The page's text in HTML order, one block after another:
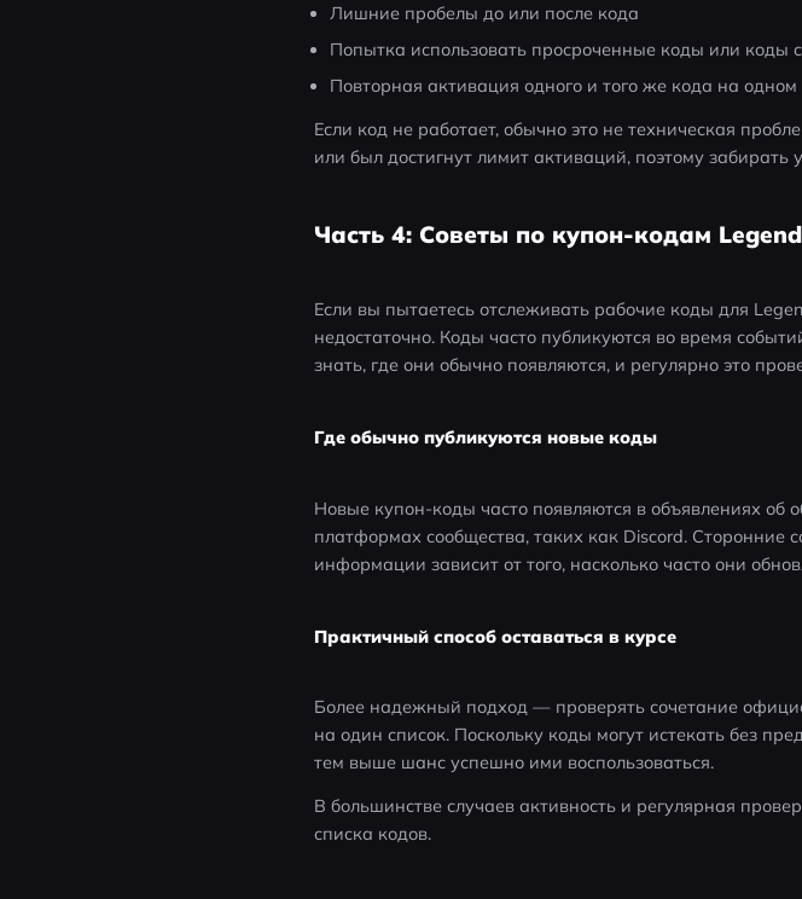
Лишние пробелы до или после кода
Попытка использовать просроченные коды или коды
Повторная активация одного и того же кода на одном
Если код не работает, обычно это не техническая
или был достигнут лимит активаций, поэтому забирать
Часть 4: Советы по купон-кодам
Если вы пытаетесь отслеживать рабочие коды для
недостаточно. Коды часто публикуются во время
знать, где они обычно появляются, и регулярно это
Где обычно публикуются новые коды
Новые купон-коды часто появляются в объявлениях об
платформах сообщества, таких как Discord. Сторонние
информации зависит от того, насколько часто они
Практичный способ оставаться в курсе
Более надежный подход — проверять сочетание
на один список. Поскольку коды могут истекать без
тем выше шанс успешно ими воспользоваться.
В большинстве случаев активность и регулярная
списка кодов.